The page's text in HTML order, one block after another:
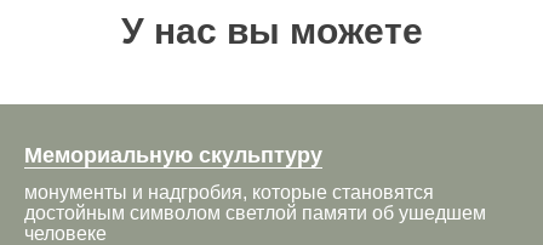
У нас вы можете
Мемориальную скульптуру
монументы и надгробия, которые становятся
достойным символом светлой памяти об ушедшем
человеке